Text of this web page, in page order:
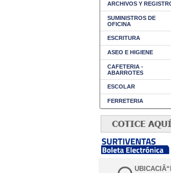
ARCHIVOS Y
SUMINISTROS DE
OFICINA
ESCRITURA
ASEO E HIGIENE
CAFETERIA -
ABARROTES
ESCOLAR
FERRETERIA